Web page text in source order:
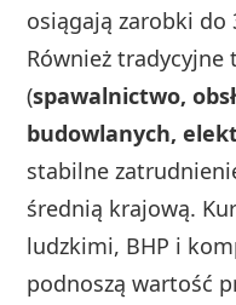
osiągają zarobki do
Również tradycyjne
(spawalnictwo,
budowlanych,
stabilne
średnią krajową.
ludzkimi, BHP i
podnoszą wartość